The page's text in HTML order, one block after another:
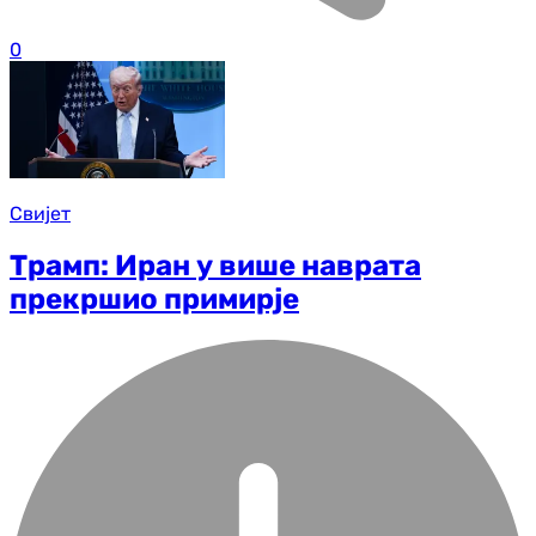
0
Свијет
Трамп: Иран у више наврата
прекршио примирје